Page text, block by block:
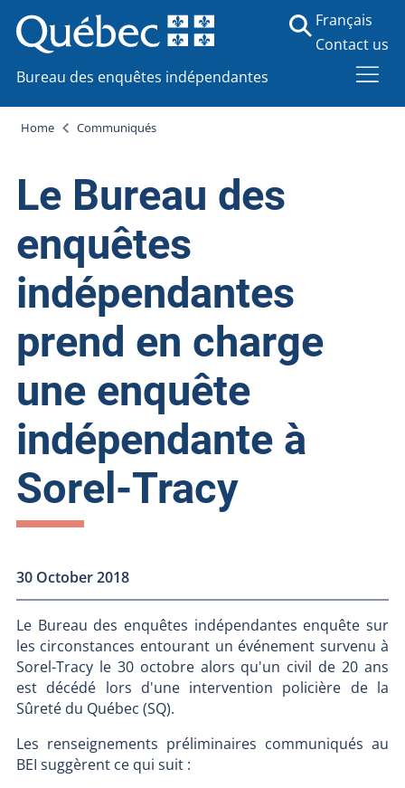
Bureau des enquêtes indépendantes
Français
Contact us
Home Communiqués
Le Bureau des
enquêtes
indépendantes
prend en charge
une enquête
indépendante à
Sorel-Tracy
30 October 2018
Le Bureau des enquêtes indépendantes enquête sur
les circonstances entourant un événement survenu à
Sorel-Tracy le 30 octobre alors qu'un civil de 20 ans
est décédé lors d'une intervention policière de la
Sûreté du Québec (SQ).
Les renseignements préliminaires communiqués au
BEI suggèrent ce qui suit :